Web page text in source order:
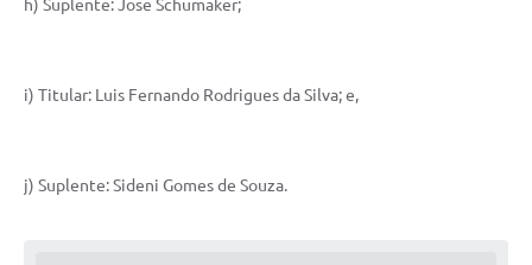
h) Suplente: Jose Schumaker;
i) Titular: Luis Fernando Rodrigues da Silva; e,
j) Suplente: Sideni Gomes de Souza.